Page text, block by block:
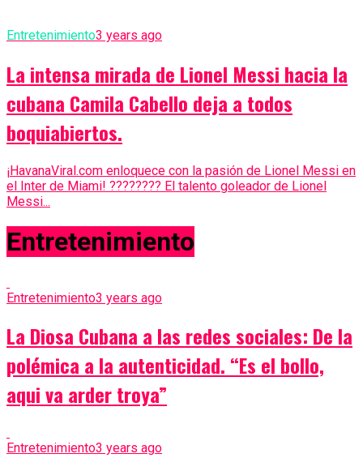
Entretenimiento3 years ago
La intensa mirada de Lionel Messi hacia la
cubana Camila Cabello deja a todos
boquiabiertos.
¡HavanaViral.com enloquece con la pasión de Lionel Messi en
el Inter de Miami! ???????? El talento goleador de Lionel
Messi...
Entretenimiento
Entretenimiento3 years ago
La Diosa Cubana a las redes sociales: De la
polémica a la autenticidad. “Es el bollo,
aqui va arder troya”
Entretenimiento3 years ago